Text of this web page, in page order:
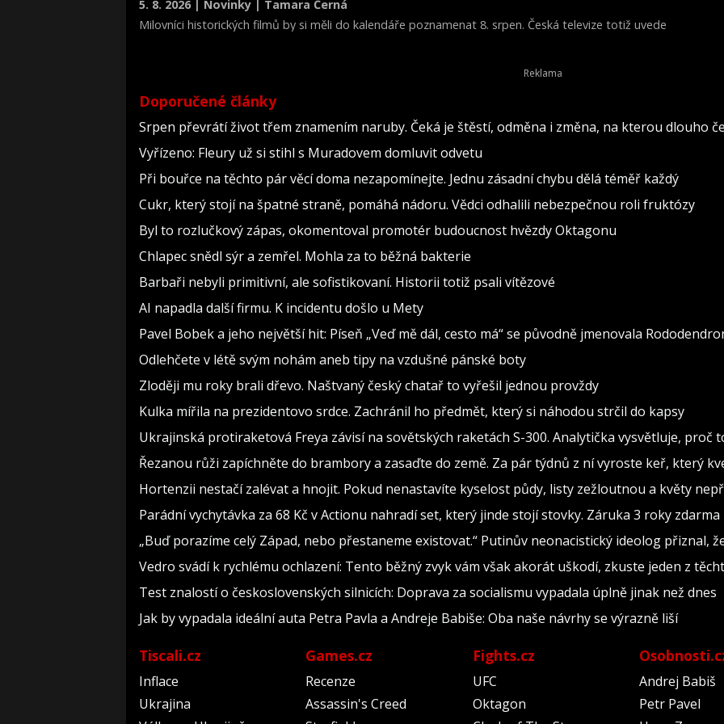
5. 8. 2026 | Novinky | Tamara Černá
Milovníci historických filmů by si měli do kalendáře poznamenat 8. srpen. Česká televize totiž uvede
Doporučené články
Srpen převrátí život třem znamením naruby. Čeká je štěstí, odměna i změna, na kterou dlouho
Vyřízeno: Fleury už si stihl s Muradovem domluvit odvetu
Při bouřce na těchto pár věcí doma nezapomínejte. Jednu zásadní chybu dělá téměř každý
Cukr, který stojí na špatné straně, pomáhá nádoru. Vědci odhalili nebezpečnou roli fruktózy
Byl to rozlučkový zápas, okomentoval promotér budoucnost hvězdy Oktagonu
Chlapec snědl sýr a zemřel. Mohla za to běžná bakterie
Barbaři nebyli primitivní, ale sofistikovaní. Historii totiž psali vítězové
AI napadla další firmu. K incidentu došlo u Mety
Pavel Bobek a jeho největší hit: Píseň „Veď mě dál, cesto má“ se původně jmenovala
Odlehčete v létě svým nohám aneb tipy na vzdušné pánské boty
Zloději mu roky brali dřevo. Naštvaný český chatař to vyřešil jednou provždy
Kulka mířila na prezidentovo srdce. Zachránil ho předmět, který si náhodou strčil do kapsy
Ukrajinská protiraketová Freya závisí na sovětských raketách S-300. Analytička vysvětluje, proč
Řezanou růži zapíchněte do brambory a zasaďte do země. Za pár týdnů z ní vyroste keř, který
Hortenzii nestačí zalévat a hnojit. Pokud nenastavíte kyselost půdy, listy zežloutnou a květy
Parádní vychytávka za 68 Kč v Actionu nahradí set, který jinde stojí stovky. Záruka 3 roky zdarma
„Buď porazíme celý Západ, nebo přestaneme existovat.“ Putinův neonacistický ideolog přiznal,
Vedro svádí k rychlému ochlazení: Tento běžný zvyk vám však akorát uškodí, zkuste jeden z
Test znalostí o československých silnicích: Doprava za socialismu vypadala úplně jinak než dnes
Jak by vypadala ideální auta Petra Pavla a Andreje Babiše: Oba naše návrhy se výrazně liší
Tiscali.cz
Inflace
Ukrajina
Games.cz
Recenze
Assassin's Creed
Fights.cz
UFC
Oktagon
Andrej Babiš
Petr Pavel